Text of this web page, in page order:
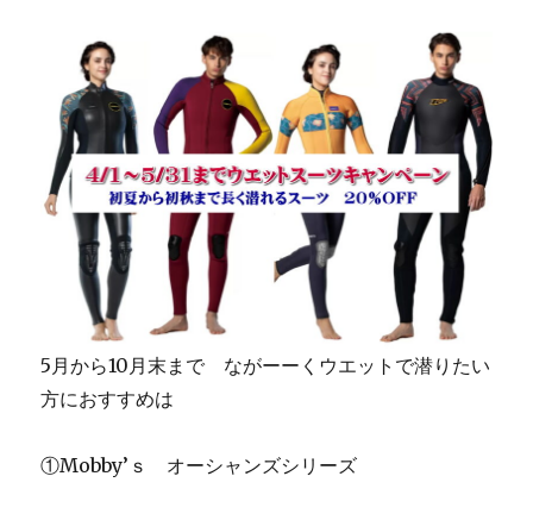
5月から10月末まで ながーーくウエットで潜りたい
方におすすめは
①Mobby’ｓ オーシャンズシリーズ